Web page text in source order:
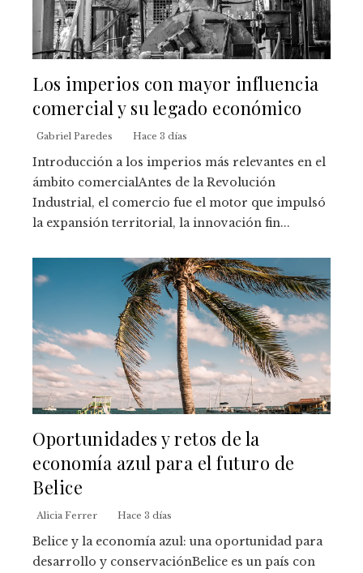
Los imperios con mayor influencia
comercial y su legado económico
Gabriel Paredes Hace 3 días
Introducción a los imperios más relevantes en el
ámbito comercialAntes de la Revolución
Industrial, el comercio fue el motor que impulsó
la expansión territorial, la innovación fin...
Oportunidades y retos de la
economía azul para el futuro de
Belice
Alicia Ferrer Hace 3 días
Belice y la economía azul: una oportunidad para
desarrollo y conservaciónBelice es un país con